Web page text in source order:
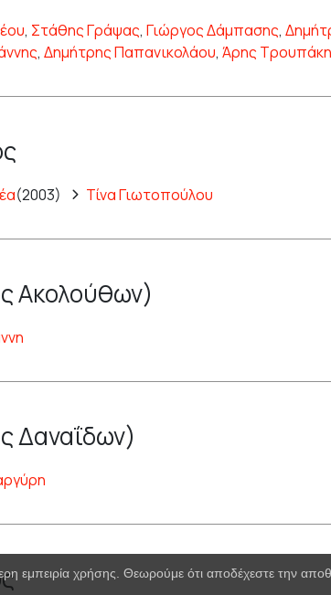
, Στάθης Γράψας, Γιώργος Δάμπασης,
, Δημήτρης Παπανικολάου, Άρης
(2003) Τίνα Γιωτοπούλου
Ακολούθων)
Δαναΐδων)
εμπειρία χρήσης. Θεωρούμε ότι αποδέχεστε την